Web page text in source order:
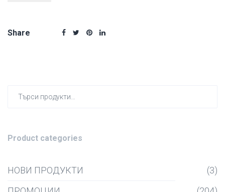
Share
Product categories
НОВИ ПРОДУКТИ
(3)